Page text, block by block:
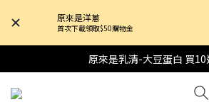
原來是洋蔥
首次下載領取$50購物金
原來是乳清-大豆蛋白 買10